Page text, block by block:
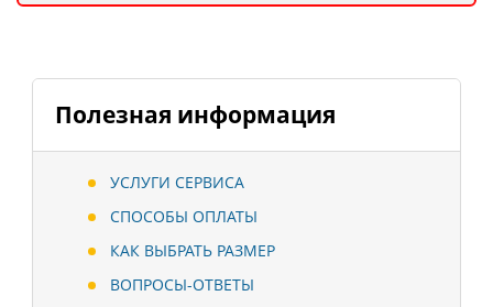
Полезная информация
УСЛУГИ СЕРВИСА
СПОСОБЫ ОПЛАТЫ
КАК ВЫБРАТЬ РАЗМЕР
ВОПРОСЫ-ОТВЕТЫ